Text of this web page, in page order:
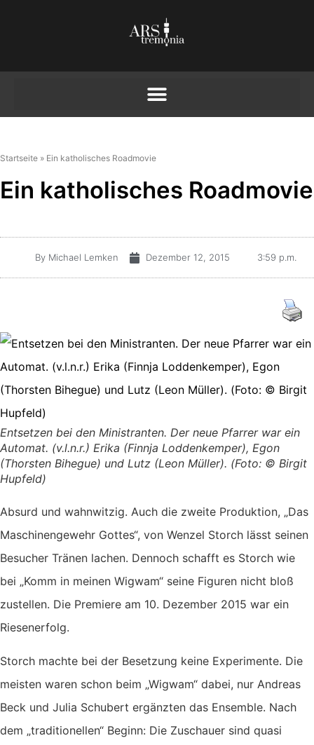
Startseite » Ein katholisches Roadmovie
Ein katholisches Roadmovie
ByMichael Lemken Dezember 12, 2015 3:59 p.m.
Entsetzen bei den Ministranten. Der neue Pfarrer war ein
Automat. (v.l.n.r.) Erika (Finnja Loddenkemper), Egon
(Thorsten Bihegue) und Lutz (Leon Müller). (Foto: © Birgit
Hupfeld)
Absurd und wahnwitzig. Auch die zweite Produktion, „Das
Maschinengewehr Gottes“, von Wenzel Storch lässt seinen
Besucher Tränen lachen. Dennoch schafft es Storch wie
bei „Komm in meinen Wigwam“ seine Figuren nicht bloß
zustellen. Die Premiere am 10. Dezember 2015 war ein
Riesenerfolg.
Storch machte bei der Besetzung keine Experimente. Die
meisten waren schon beim „Wigwam“ dabei, nur Andreas
Beck und Julia Schubert ergänzten das Ensemble. Nach
dem „traditionellen“ Beginn: Die Zuschauer sind quasi